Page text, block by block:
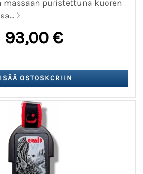
massaan puristettuna kuoren
93,00 €